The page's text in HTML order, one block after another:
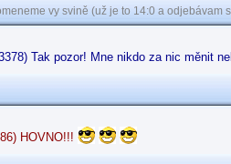
vy svině (už je to 14:0 a odjebávam
Tak pozor! Mne nikdo za nic měnit
HOVNO!!!